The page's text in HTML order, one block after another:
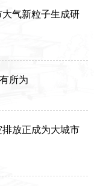
气新粒子生成研
所为
放正成为大城市